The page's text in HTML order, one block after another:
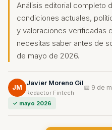
Análisis editorial completo
condiciones actuales,
y valoraciones verificadas
necesitas saber antes de
de mayo de 2026.
JM
Javier Moreno Gil
Redactor Fintech
📅 9 de
✓ mayo 2026